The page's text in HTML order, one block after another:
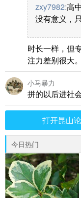
zxy7982:高
没有意义，
时长一样，但
注力差别很大。
小马暴力
拼的以后进社
打开昆山
今日热门